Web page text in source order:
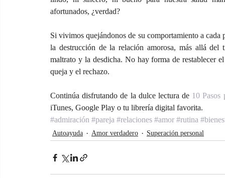
afortunados, ¿verdad?
Si vivimos quejándonos de su comportamiento a cada
la destrucción de la relación amorosa, más allá del
maltrato y la desdicha. No hay forma de restablecer
queja y el rechazo.
Continúa disfrutando de la dulce lectura de 10 Pasos
iTunes, Google Play o tu librería digital favorita.
#admiración #pareja #relaciones #amor #rutina
Autoayuda Amor verdadero Superación personal